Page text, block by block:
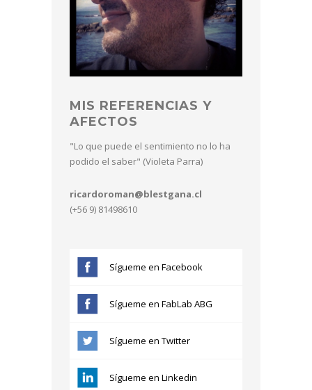
MIS REFERENCIAS Y
AFECTOS
"Lo que puede el sentimiento no lo ha
podido el saber" (Violeta Parra)
ricardoroman@blestgana.cl
(+56 9) 81498610
Sígueme en Facebook
Sígueme en FabLab ABG
Sígueme en Twitter
Sígueme en Linkedin